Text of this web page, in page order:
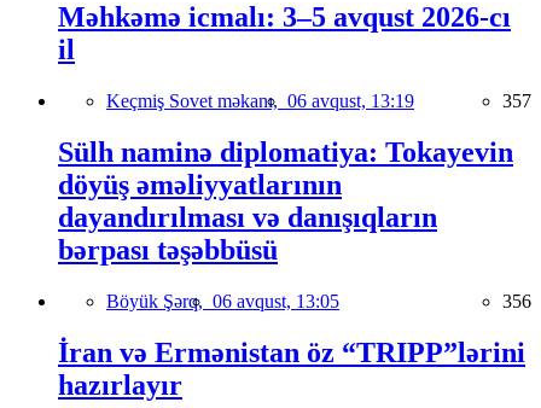
Məhkəmə icmalı: 3–5 avqust 2026-cı
il
Keçmiş Sovet məkanı, 06 avqust, 13:19 357
Sülh naminə diplomatiya: Tokayevin
döyüş əməliyyatlarının
dayandırılması və danışıqların
bərpası təşəbbüsü
Böyük Şərq, 06 avqust, 13:05 356
İran və Ermənistan öz “TRIPP”lərini
hazırlayır